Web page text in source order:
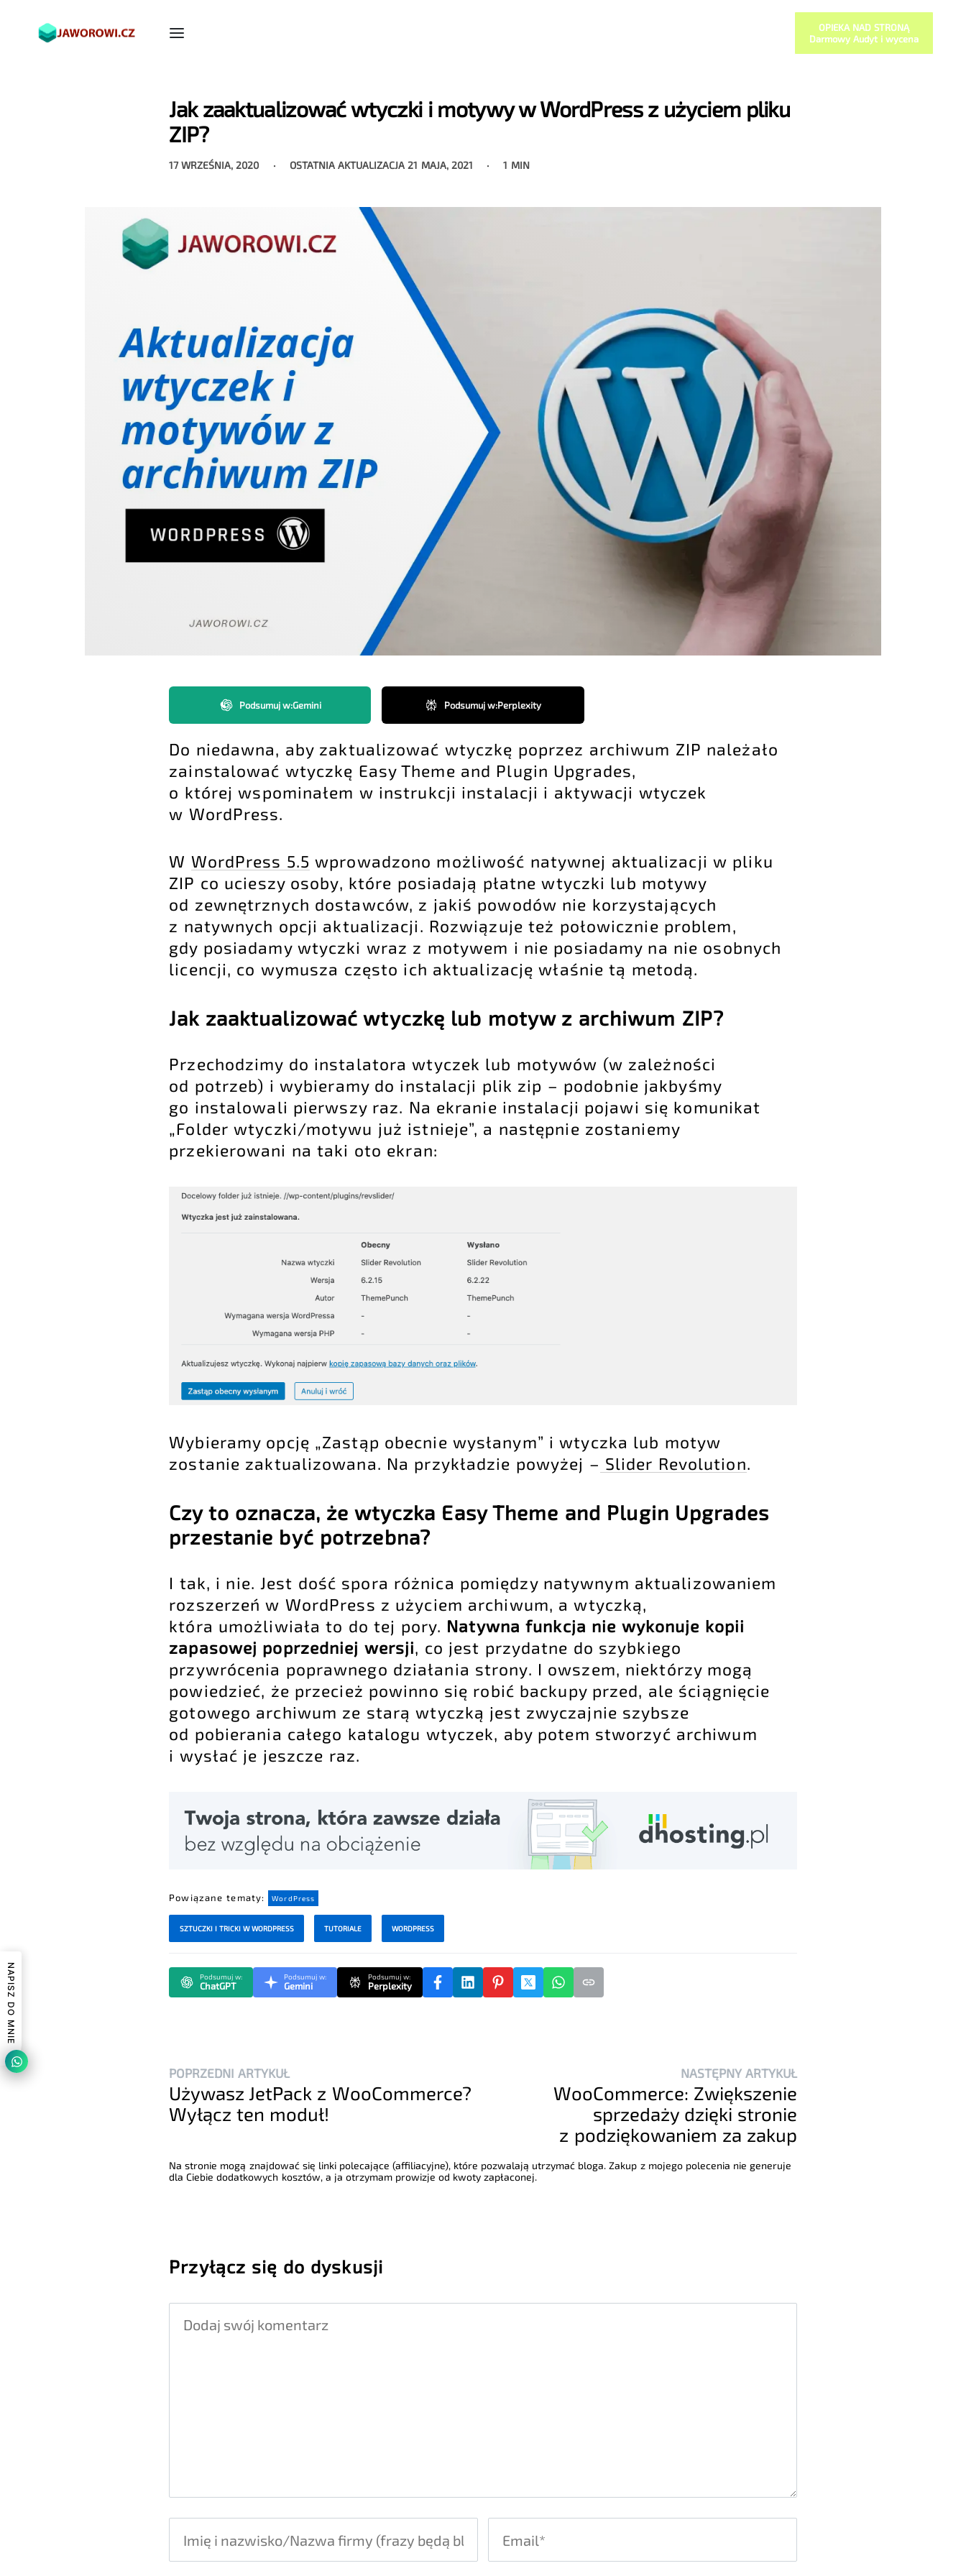
OPIEKA NAD STRONĄ
Darmowy Audyt i wycena
Jak zaaktualizować wtyczki i motywy w WordPress z użyciem pliku
ZIP?
17 WRZEŚNIA, 2020 OSTATNIA AKTUALIZACJA 21 MAJA, 2021 1 MIN
Podsumuj w:Gemini Podsumuj w:Perplexity
Do niedawna, aby zaktualizować wtyczkę poprzez archiwum ZIP należało
zainstalować wtyczkę Easy Theme and Plugin Upgrades,
o której wspominałem w instrukcji instalacji i aktywacji wtyczek
w WordPress.
W WordPress 5.5 wprowadzono możliwość natywnej aktualizacji w pliku
ZIP co ucieszy osoby, które posiadają płatne wtyczki lub motywy
od zewnętrznych dostawców, z jakiś powodów nie korzystających
z natywnych opcji aktualizacji. Rozwiązuje też połowicznie problem,
gdy posiadamy wtyczki wraz z motywem i nie posiadamy na nie osobnych
licencji, co wymusza często ich aktualizację właśnie tą metodą.
Jak zaaktualizować wtyczkę lub motyw z archiwum ZIP?
Przechodzimy do instalatora wtyczek lub motywów (w zależności
od potrzeb) i wybieramy do instalacji plik zip – podobnie jakbyśmy
go instalowali pierwszy raz. Na ekranie instalacji pojawi się komunikat
„Folder wtyczki/motywu już istnieje”, a następnie zostaniemy
przekierowani na taki oto ekran:
Wybieramy opcję „Zastąp obecnie wysłanym” i wtyczka lub motyw
zostanie zaktualizowana. Na przykładzie powyżej – Slider Revolution.
Czy to oznacza, że wtyczka Easy Theme and Plugin Upgrades
przestanie być potrzebna?
I tak, i nie. Jest dość spora różnica pomiędzy natywnym aktualizowaniem
rozszerzeń w WordPress z użyciem archiwum, a wtyczką,
która umożliwiała to do tej pory. Natywna funkcja nie wykonuje kopii
zapasowej poprzedniej wersji, co jest przydatne do szybkiego
przywrócenia poprawnego działania strony. I owszem, niektórzy mogą
powiedzieć, że przecież powinno się robić backupy przed, ale ściągnięcie
gotowego archiwum ze starą wtyczką jest zwyczajnie szybsze
od pobierania całego katalogu wtyczek, aby potem stworzyć archiwum
i wysłać je jeszcze raz.
Powiązane tematy: WordPress
SZTUCZKI I TRICKI W WORDPRESS TUTORIALE WORDPRESS
Podsumuj w:
ChatGPT
Podsumuj w:
Gemini
Podsumuj w:
Perplexity
POPRZEDNI ARTYKUŁ
Używasz JetPack z WooCommerce?
Wyłącz ten moduł!
NASTĘPNY ARTYKUŁ
WooCommerce: Zwiększenie
sprzedaży dzięki stronie
z podziękowaniem za zakup
Na stronie mogą znajdować się linki polecające (affiliacyjne), które pozwalają utrzymać bloga. Zakup z mojego polecenia nie generuje
dla Ciebie dodatkowych kosztów, a ja otrzymam prowizje od kwoty zapłaconej.
Przyłącz się do dyskusji
NAPISZ DO MNIE